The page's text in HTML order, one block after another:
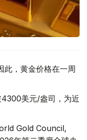
此，黄金价格在一周
美元/盎司，为近
Gold Council,